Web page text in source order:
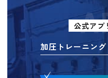
公式アプ
加圧トレーニン